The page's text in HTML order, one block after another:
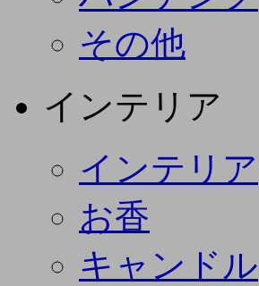
その他
インテリア
インテリア
お香
キャンドル